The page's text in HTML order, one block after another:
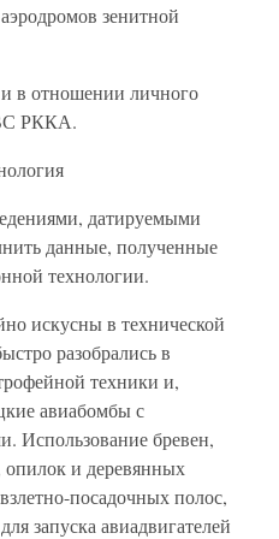
зенитной
в отношении личного
РККА.
датируемыми
данные, полученные
технологии.
искусны в технической
разобрались в
техники и,
авиабомбы с
Использование бревен,
опилок и деревянных
посадочных полос,
запуска авиадвигателей